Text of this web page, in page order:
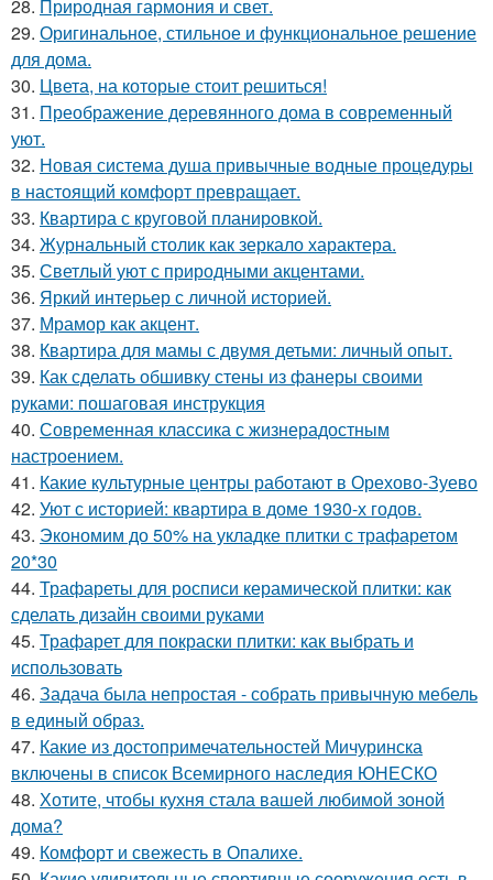
28. Природная гармония и свет.
29. Оригинальное, стильное и функциональное решение
для дома.
30. Цвета, на которые стоит решиться!
31. Преображение деревянного дома в современный
уют.
32. Новая система душа привычные водные процедуры
в настоящий комфорт превращает.
33. Квартира с круговой планировкой.
34. Журнальный столик как зеркало характера.
35. Светлый уют с природными акцентами.
36. Яркий интерьер с личной историей.
37. Мрамор как акцент.
38. Квартира для мамы с двумя детьми: личный опыт.
39. Как сделать обшивку стены из фанеры своими
руками: пошаговая инструкция
40. Современная классика с жизнерадостным
настроением.
41. Какие культурные центры работают в Орехово-Зуево
42. Уют с историей: квартира в доме 1930-х годов.
43. Экономим до 50% на укладке плитки с трафаретом
20*30
44. Трафареты для росписи керамической плитки: как
сделать дизайн своими руками
45. Трафарет для покраски плитки: как выбрать и
использовать
46. Задача была непростая - собрать привычную мебель
в единый образ.
47. Какие из достопримечательностей Мичуринска
включены в список Всемирного наследия ЮНЕСКО
48. Хотите, чтобы кухня стала вашей любимой зоной
дома?
49. Комфорт и свежесть в Опалихе.